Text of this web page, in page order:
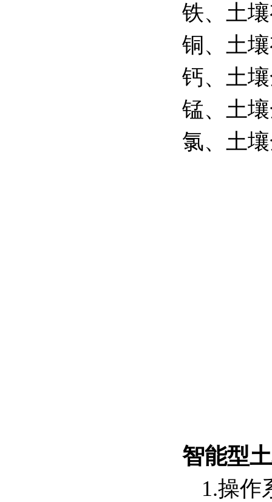
铁、土
铜、土
钙、土
锰、土
氯、土
智能型
1.操作